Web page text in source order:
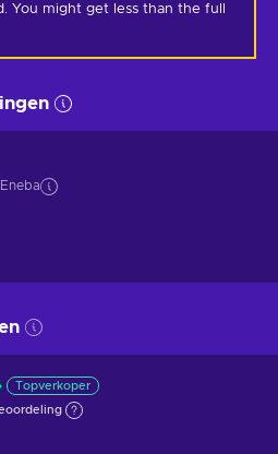
You might get less than the full
Topverkoper